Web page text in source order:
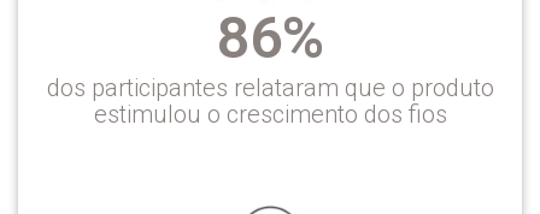
86%
dos participantes relataram que o produto
estimulou o crescimento dos fios